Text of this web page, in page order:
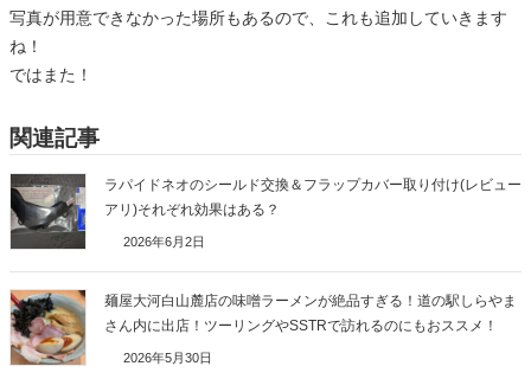
写真が用意できなかった場所もあるので、これも追加していきます
ね！
ではまた！
関連記事
ラパイドネオのシールド交換＆フラップカバー取り付け(レビュー
アリ)それぞれ効果はある？
2026年6月2日
麺屋大河白山麓店の味噌ラーメンが絶品すぎる！道の駅しらやま
さん内に出店！ツーリングやSSTRで訪れるのにもおススメ！
2026年5月30日